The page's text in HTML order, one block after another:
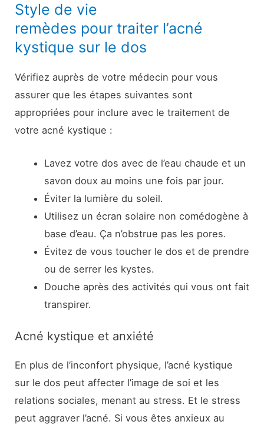
Style de vie
remèdes pour traiter l’acné
kystique sur le dos
Vérifiez auprès de votre médecin pour vous
assurer que les étapes suivantes sont
appropriées pour inclure avec le traitement de
votre acné kystique :
Lavez votre dos avec de l’eau chaude et un
savon doux au moins une fois par jour.
Éviter la lumière du soleil.
Utilisez un écran solaire non comédogène à
base d’eau. Ça n’obstrue pas les pores.
Évitez de vous toucher le dos et de prendre
ou de serrer les kystes.
Douche après des activités qui vous ont fait
transpirer.
Acné kystique et anxiété
En plus de l’inconfort physique, l’acné kystique
sur le dos peut affecter l’image de soi et les
relations sociales, menant au stress. Et le stress
peut aggraver l’acné. Si vous êtes anxieux au